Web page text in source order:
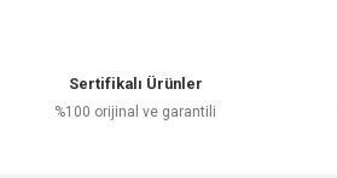
Sertifikalı Ürünler
%100 orijinal ve garantili